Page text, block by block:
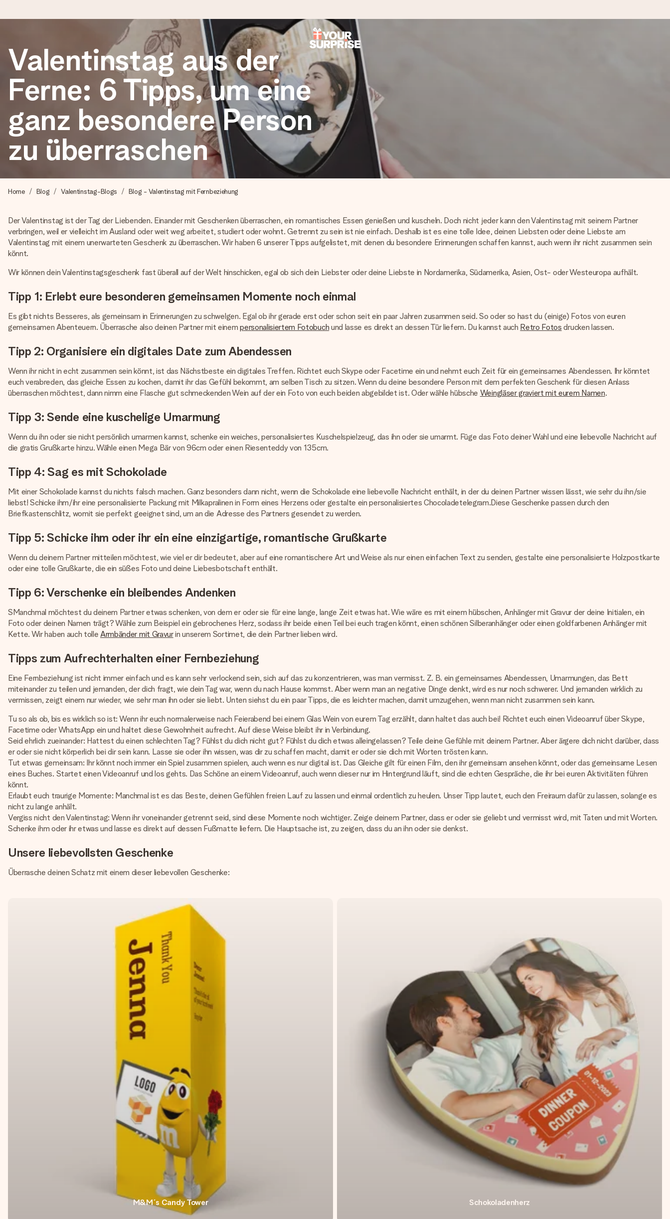
Heute bestellt, in 1 Werktag verschickt
Wir bereiten dein Geschenk sorgfältig vor und schicken es blitzschnell – damit du es genau zum richtigen Zeitpunkt überreichen kannst, wenn es am meisten
zählt.
4,8 (basierend auf +15.000 Bewertungen)
Unsere Geschenke begeistern. Kunden bewerten uns mit 4,8 bei Google Reviews (Gesamtergebnis aller Länder, in die wir versenden).
+49 39292 929695
Montag - Freitag : 8:30 - 17:00 Uhr
Valentinstag aus der
Ferne: 6 Tipps, um eine
ganz besondere Person
zu überraschen
Home Blog Valentinstag-Blogs Blog - Valentinstag mit Fernbeziehung
Der Valentinstag ist der Tag der Liebenden. Einander mit Geschenken überraschen, ein romantisches Essen genießen und kuscheln. Doch nicht jeder kann den Valentinstag mit seinem Partner
verbringen, weil er vielleicht im Ausland oder weit weg arbeitet, studiert oder wohnt. Getrennt zu sein ist nie einfach. Deshalb ist es eine tolle Idee, deinen Liebsten oder deine Liebste am
Valentinstag mit einem unerwarteten Geschenk zu überraschen. Wir haben 6 unserer Tipps aufgelistet, mit denen du besondere Erinnerungen schaffen kannst, auch wenn ihr nicht zusammen sein
könnt.
Wir können dein Valentinstagsgeschenk fast überall auf der Welt hinschicken, egal ob sich dein Liebster oder deine Liebste in Nordamerika, Südamerika, Asien, Ost- oder Westeuropa aufhält.
Tipp 1: Erlebt eure besonderen gemeinsamen Momente noch einmal
Es gibt nichts Besseres, als gemeinsam in Erinnerungen zu schwelgen. Egal ob ihr gerade erst oder schon seit ein paar Jahren zusammen seid. So oder so hast du (einige) Fotos von euren
gemeinsamen Abenteuern. Überrasche also deinen Partner mit einempersonalisiertem Fotobuch und lasse es direkt an dessen Tür liefern. Du kannst auch Retro Fotos drucken lassen.
Tipp 2: Organisiere ein digitales Date zum Abendessen
Wenn ihr nicht in echt zusammen sein könnt, ist das Nächstbeste ein digitales Treffen. Richtet euch Skype oder Facetime ein und nehmt euch Zeit für ein gemeinsames Abendessen. Ihr könntet
euch verabreden, das gleiche Essen zu kochen, damit ihr das Gefühl bekommt, am selben Tisch zu sitzen. Wenn du deine besondere Person mit dem perfekten Geschenk für diesen Anlass
überraschen möchtest, dann nimm eine Flasche gut schmeckenden Wein auf der ein Foto von euch beiden abgebildet ist. Oder wähle hübsche Weingläser graviert mit eurem Namen.
Tipp 3: Sende eine kuschelige Umarmung
Wenn du ihn oder sie nicht persönlich umarmen kannst, schenke ein weiches, personalisiertes Kuschelspielzeug, das ihn oder sie umarmt. Füge das Foto deiner Wahl und eine liebevolle Nachricht auf
die gratis Grußkarte hinzu. Wähle einen Mega Bär von 96cm oder einen Riesenteddy von 135cm.
Tipp 4: Sag es mit Schokolade
Mit einer Schokolade kannst du nichts falsch machen. Ganz besonders dann nicht, wenn die Schokolade eine liebevolle Nachricht enthält, in der du deinen Partner wissen lässt, wie sehr du ihn/sie
liebst! Schicke ihm/ihr eine personalisierte Packung mit Milkapralinen in Form eines Herzens oder gestalte ein personalisiertes Chocoladetelegram.Diese Geschenke passen durch den
Briefkastenschlitz, womit sie perfekt geeignet sind, um an die Adresse des Partners gesendet zu werden.
Tipp 5: Schicke ihm oder ihr ein eine einzigartige, romantische Grußkarte
Wenn du deinem Partner mitteilen möchtest, wie viel er dir bedeutet, aber auf eine romantischere Art und Weise als nur einen einfachen Text zu senden, gestalte eine personalisierte Holzpostkarte
oder eine tolle Grußkarte, die ein süßes Foto und deine Liebesbotschaft enthält.
Tipp 6: Verschenke ein bleibendes Andenken
SManchmal möchtest du deinem Partner etwas schenken, von dem er oder sie für eine lange, lange Zeit etwas hat. Wie wäre es mit einem hübschen, Anhänger mit Gravur der deine Initialen, ein
Foto oder deinen Namen trägt? Wähle zum Beispiel ein gebrochenes Herz, sodass ihr beide einen Teil bei euch tragen könnt, einen schönen Silberanhänger oder einen goldfarbenen Anhänger mit
Kette. Wir haben auch tolleArmbänder mit Gravurin unserem Sortimet, die dein Partner lieben wird.
Tipps zum Aufrechterhalten einer Fernbeziehung
Eine Fernbeziehung ist nicht immer einfach und es kann sehr verlockend sein, sich auf das zu konzentrieren, was man vermisst. Z. B. ein gemeinsames Abendessen, Umarmungen, das Bett
miteinander zu teilen und jemanden, der dich fragt, wie dein Tag war, wenn du nach Hause kommst. Aber wenn man an negative Dinge denkt, wird es nur noch schwerer. Und jemanden wirklich zu
vermissen, zeigt einem nur wieder, wie sehr man ihn oder sie liebt. Unten siehst du ein paar Tipps, die es leichter machen, damit umzugehen, wenn man nicht zusammen sein kann.
Tu so als ob, bis es wirklich so ist: Wenn ihr euch normalerweise nach Feierabend bei einem Glas Wein von eurem Tag erzählt, dann haltet das auch bei! Richtet euch einen Videoanruf über Skype,
Facetime oder WhatsApp ein und haltet diese Gewohnheit aufrecht. Auf diese Weise bleibt ihr in Verbindung.
Seid ehrlich zueinander: Hattest du einen schlechten Tag? Fühlst du dich nicht gut? Fühlst du dich etwas alleingelassen? Teile deine Gefühle mit deinem Partner. Aber ärgere dich nicht darüber, dass
er oder sie nicht körperlich bei dir sein kann. Lasse sie oder ihn wissen, was dir zu schaffen macht, damit er oder sie dich mit Worten trösten kann.
Tut etwas gemeinsam: Ihr könnt noch immer ein Spiel zusammen spielen, auch wenn es nur digital ist. Das Gleiche gilt für einen Film, den ihr gemeinsam ansehen könnt, oder das gemeinsame Lesen
eines Buches. Startet einen Videoanruf und los gehts. Das Schöne an einem Videoanruf, auch wenn dieser nur im Hintergrund läuft, sind die echten Gespräche, die ihr bei euren Aktivitäten führen
könnt.
Erlaubt euch traurige Momente: Manchmal ist es das Beste, deinen Gefühlen freien Lauf zu lassen und einmal ordentlich zu heulen. Unser Tipp lautet, euch den Freiraum dafür zu lassen, solange es
nicht zu lange anhält.
Vergiss nicht den Valentinstag: Wenn ihr voneinander getrennt seid, sind diese Momente noch wichtiger. Zeige deinem Partner, dass er oder sie geliebt und vermisst wird, mit Taten und mit Worten.
Schenke ihm oder ihr etwas und lasse es direkt auf dessen Fußmatte liefern. Die Hauptsache ist, zu zeigen, dass du an ihn oder sie denkst.
Unsere liebevollsten Geschenke
Überrasche deinen Schatz mit einem dieser liebevollen Geschenke:
M&M´s Candy Tower Schokoladenherz